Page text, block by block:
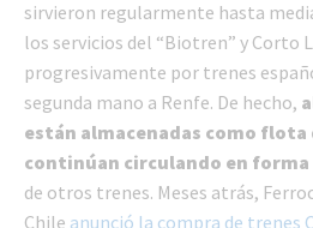
sirvieron regularmente hasta
los servicios del “Biotren” y Corto
progresivamente por trenes
segunda mano a Renfe. De hecho,
están almacenadas como flota
continúan circulando en forma
de otros trenes. Meses atrás,
Chile anunció la compra de trenes